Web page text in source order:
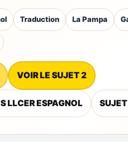
Traduction La Pampa
VOIR LE SUJET 2
LLCER ESPAGNOL